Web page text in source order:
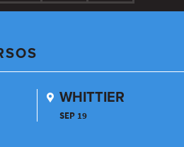
WHITTIER
SEP 19